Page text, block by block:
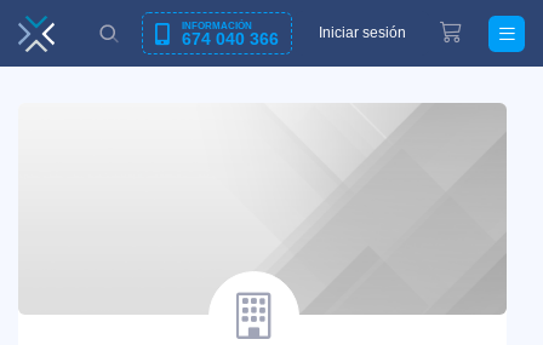
INFORMACIÓN
674 040 366 Iniciar sesión